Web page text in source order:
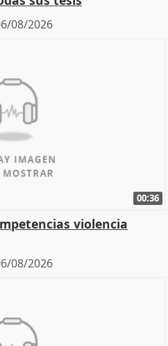
08/2026
00:36
violencia
08/2026